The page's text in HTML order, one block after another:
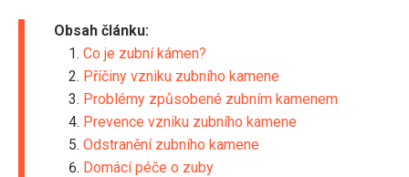
Obsah článku:
Co je zubní kámen?
Příčiny vzniku zubního kamene
Problémy způsobené zubním kamenem
Prevence vzniku zubního kamene
Odstranění zubního kamene
Domácí péče o zuby